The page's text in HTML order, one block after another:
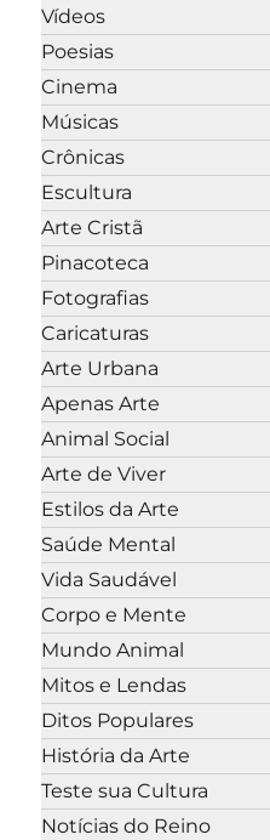
Vídeos
Poesias
Cinema
Músicas
Crônicas
Escultura
Arte Cristã
Pinacoteca
Fotografias
Caricaturas
Arte Urbana
Apenas Arte
Animal Social
Arte de Viver
Estilos da Arte
Saúde Mental
Vida Saudável
Corpo e Mente
Mundo Animal
Mitos e Lendas
Ditos Populares
História da Arte
Teste sua Cultura
Notícias do Reino